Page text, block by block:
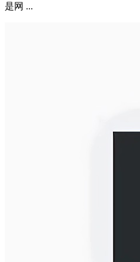
是网 ...